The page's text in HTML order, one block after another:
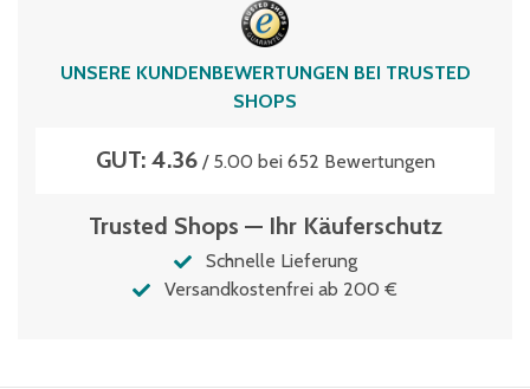
UNSERE KUNDENBEWERTUNGEN BEI TRUSTED
SHOPS
GUT: 4.36/ 5.00 bei 652 Bewertungen
Trusted Shops — Ihr Käuferschutz
Schnelle Lieferung
Versandkostenfrei ab 200 €